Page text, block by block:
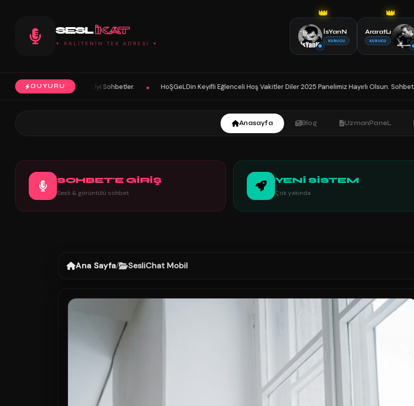
SESL IKAT
✦ KALİTENİN TEK ADRESİ ✦
👑
İsYanN
KURUCU
👑
AraratLı
KURUCU
DUYURU
◆ HoŞGeLDin Keyifli Eğlenceli Hoş Vakitler Diler 2025 Panelimiz Hayırlı Olsun. Sohbetin Tek Adresindesiniz İyi Sohbetler.
Anasayfa Blog UzmanPaneL
SOHBET'E GİRİŞ
Sesli & görüntülü sohbet
YENİ SİSTEM
Çok yakında
Ana Sayfa/ SesliChat Mobil